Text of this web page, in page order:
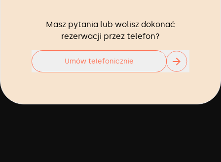
Masz pytania lub wolisz dokonać
rezerwacji przez telefon?
Umów telefonicznie